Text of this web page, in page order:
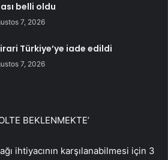
belli oldu
7, 2026
Türkiye’ye iade edildi
7, 2026
BEKLENMEKTE’
ihtiyacının karşılanabilmesi için 3